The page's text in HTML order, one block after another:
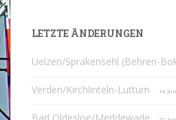
LETZTE ÄNDERUNGEN
Uelzen/Sprakensehl (Behren-
Verden/Kirchlinteln-Luttum 14.